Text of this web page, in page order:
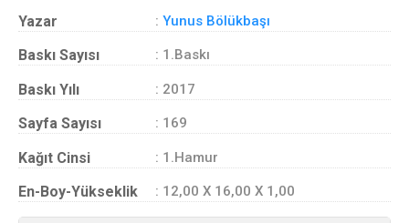
Yazar : Yunus Bölükbaşı
Baskı Sayısı : 1.Baskı
Baskı Yılı : 2017
Sayfa Sayısı : 169
Kağıt Cinsi : 1.Hamur
En-Boy-Yükseklik : 12,00 X 16,00 X 1,00